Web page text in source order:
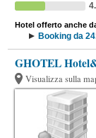
Hotel offerto anche
Booking da
GHOTEL
Visualizza sulla